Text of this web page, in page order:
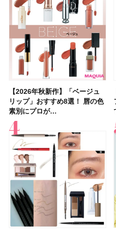
【2026年秋新作】「ベージュ
リップ」おすすめ8選！ 唇の色
素別にプロが…
【2026年夏】汗に強い日焼け
止めのおすすめ13選！ 汗で塗
膜が強化され…
【2026年秋新作】「ベージュ
リップ」おすすめ8選！ 唇の色
素別にプロが…
【2026夏】「リップケア」ラ
ンキングTOP5！＜美容マニア
集団・マキア…
【おすすめダイエットサプリ８
選】食べすぎた日をサポート！
選び方＆糖質・脂…
【2026年夏】おすすめの髪型
36選！ショート・ボブ・ミディ
アム・ロング…
【読者プレゼント】羽の見えな
いハンディファン
「baramood」を3名様…
【スック2026新作】秋コレク
ションを全品スウォッチ&イエ
ベブルベ分け！